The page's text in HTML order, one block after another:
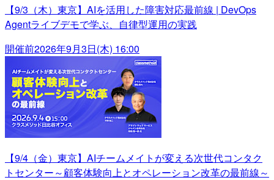
【9/3（木）東京】AIを活用した障害対応最前線 | DevOps
Agentライブデモで学ぶ、自律型運用の実践
開催前2026年9月3日(木) 16:00
【9/4（金）東京】AIチームメイトが変える次世代コンタク
トセンター～顧客体験向上とオペレーション改革の最前線～